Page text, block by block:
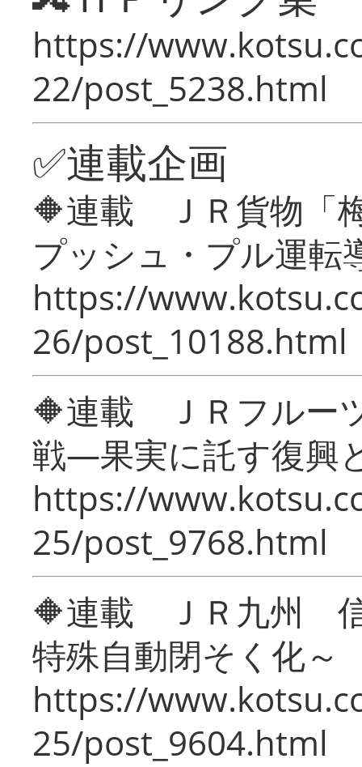
https://
22/post_5238.html
✅連載企画
🔶連載 ＪＲ貨物「
プッシュ・プル運転
https://
26/post_10188.html
🔶連載 ＪＲフルー
戦―果実に託す復興
https://
25/post_9768.html
🔶連載 ＪＲ九州 信
特殊自動閉そく化～
https://
25/post_9604.html